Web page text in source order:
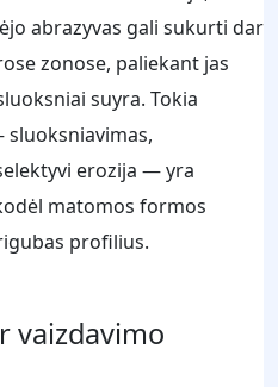
abrazyvas gali sukurti dar
zonose, paliekant jas
suyra. Tokia
erozija — yra
matomos formos
profilius.
vaizdavimo